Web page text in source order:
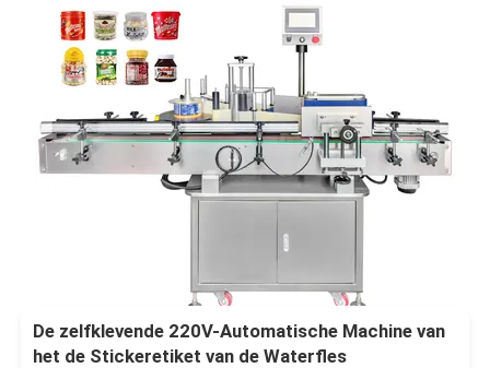
De zelfklevende 220V-Automatische Machine van
het de Stickeretiket van de Waterfles